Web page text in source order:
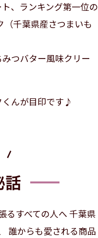
、ランキング第一位の
（千葉県産さつまいも
つバター風味クリー
んが目印です♪
るすべての人へ 千葉県
誰からも愛される商品